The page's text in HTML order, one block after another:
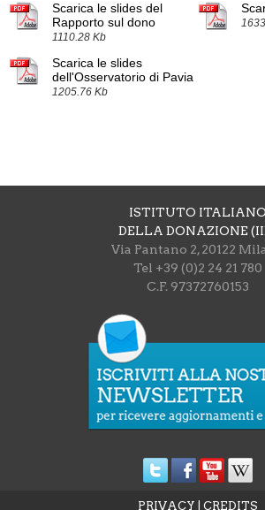
Scarica le slides del
Rapporto sul dono
1110.28 Kb
Scarica le slides
dell'Osservatorio di Pavia
1205.76 Kb
ISTITUTO ITALIANO
DELLA DONAZIONE
Via Pantano 2, 20122
Tel +39 (0)2 24 21 780
C.F. 97372760153
PRIVACY CREDITS